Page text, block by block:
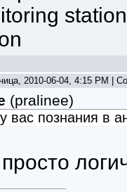
2010-06-04, 4:15 PM |
(pralinee)
вас познания в